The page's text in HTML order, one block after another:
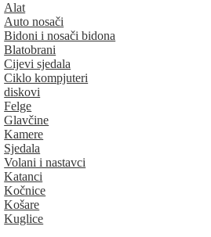
Alat
Auto nosači
Bidoni i nosači bidona
Blatobrani
Cijevi sjedala
Ciklo kompjuteri
diskovi
Felge
Glavčine
Kamere
Sjedala
Volani i nastavci
Katanci
Kočnice
Košare
Kuglice